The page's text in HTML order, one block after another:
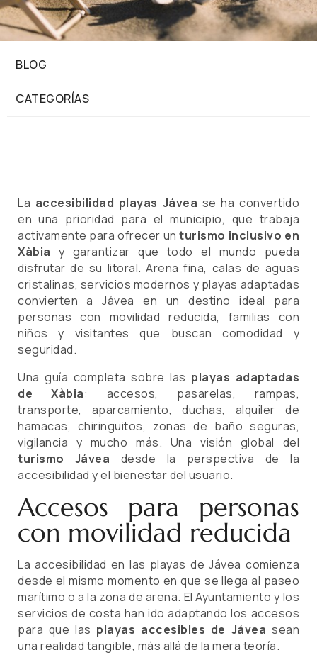
BLOG
CATEGORÍAS
La accesibilidad playas Jávea se ha convertido
en una prioridad para el municipio, que trabaja
activamente para ofrecer unturismo inclusivo en
Xàbia y garantizar que todo el mundo pueda
disfrutar de su litoral. Arena fina, calas de aguas
cristalinas, servicios modernos y playas adaptadas
convierten a Jávea en un destino ideal para
personas con movilidad reducida, familias con
niños y visitantes que buscan comodidad y
seguridad.
Una guía completa sobre las playas adaptadas
de Xàbia: accesos, pasarelas, rampas,
transporte, aparcamiento, duchas, alquiler de
hamacas, chiringuitos, zonas de baño seguras,
vigilancia y mucho más. Una visión global del
turismo Jávea desde la perspectiva de la
accesibilidad y el bienestar del usuario.
Accesos para personas
con movilidad reducida
La accesibilidad en las playas de Jávea comienza
desde el mismo momento en que se llega al paseo
marítimo o a la zona de arena. El Ayuntamiento y los
servicios de costa han ido adaptando los accesos
para que las playas accesibles de Jávea sean
una realidad tangible, más allá de la mera teoría.